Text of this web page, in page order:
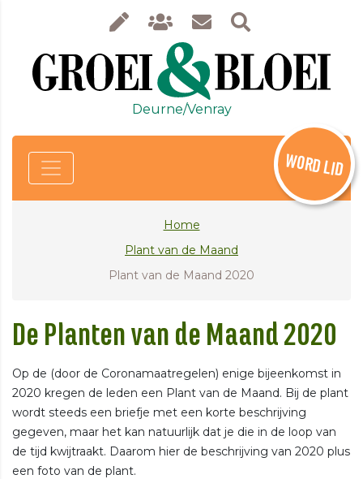
Deurne/Venray
WORD LID
Home
Plant van de Maand
Plant van de Maand 2020
De Planten van de Maand 2020
Op de (door de Coronamaatregelen) enige bijeenkomst in
2020 kregen de leden een Plant van de Maand. Bij de plant
wordt steeds een briefje met een korte beschrijving
gegeven, maar het kan natuurlijk dat je die in de loop van
de tijd kwijtraakt. Daarom hier de beschrijving van 2020 plus
een foto van de plant.